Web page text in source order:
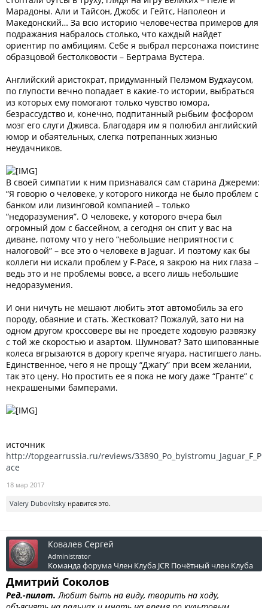
Марадоны. Али и Тайсон, Джобс и Гейтс, Наполеон и
Македонский… За всю историю человечества примеров для
подражания набралось столько, что каждый найдет
ориентир по амбициям. Себе я выбрал персонажа поистине
образцовой бестолковости – Бертрама Вустера.
Английский аристократ, придуманный Пелэмом Вудхаусом,
по глупости вечно попадает в какие-то истории, выбраться
из которых ему помогают только чувство юмора,
безрассудство и, конечно, подпитанный рыбьим фосфором
мозг его слуги Дживса. Благодаря им я полюбил английский
юмор и обаятельных, слегка потрепанных жизнью
неудачников.
В своей симпатии к ним признавался сам старина Джереми:
“Я говорю о человеке, у которого никогда не было проблем с
банком или лизинговой компанией – только
“недоразумения”. О человеке, у которого вчера был
огромный дом с бассейном, а сегодня он спит у вас на
диване, потому что у него “небольшие неприятности с
налоговой” – все это о человеке в Jaguar. И поэтому как бы
коллеги ни искали проблем у F-Pace, я закрою на них глаза –
ведь это и не проблемы вовсе, а всего лишь небольшие
недоразумения.
И они ничуть не мешают любить этот автомобиль за его
породу, обаяние и стать. Жестковат? Пожалуй, зато ни на
одном другом кроссовере вы не проедете ходовую развязку
с той же скоростью и азартом. Шумноват? Зато шипованные
колеса вгрызаются в дорогу крепче ягуара, настигшего лань.
Единственное, чего я не прощу “Джагу” при всем желании,
так это цену. Но простить ее я пока не могу даже “Гранте” с
некрашеными бамперами.
источник
http://topgearrussia.ru/reviews/33890_Po_byistromu_Jaguar_F_P
ace
18 мар 2017
Valery Dubovitsky нравится это.
Ковалев Сергей
Administrator
Команда форума Член Клуба JCR Почётный член Клуба
Дмитрий Соколов
Ред.-пилот. Любит быть на виду, творить на ходу,